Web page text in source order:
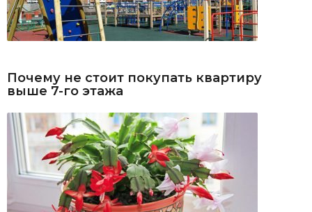
Почему не стоит покупать квартиру
выше 7-го этажа